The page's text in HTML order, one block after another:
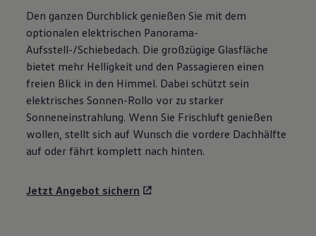
Den ganzen Durchblick genießen Sie mit dem
optionalen elektrischen Panorama-
Aufsstell-/Schiebedach. Die großzügige Glasfläche
bietet mehr Helligkeit und den Passagieren einen
freien Blick in den Himmel. Dabei schützt sein
elektrisches Sonnen-Rollo vor zu starker
Sonneneinstrahlung. Wenn Sie Frischluft genießen
wollen, stellt sich auf Wunsch die vordere Dachhälfte
auf oder fährt komplett nach hinten.
Jetzt Angebot sichern